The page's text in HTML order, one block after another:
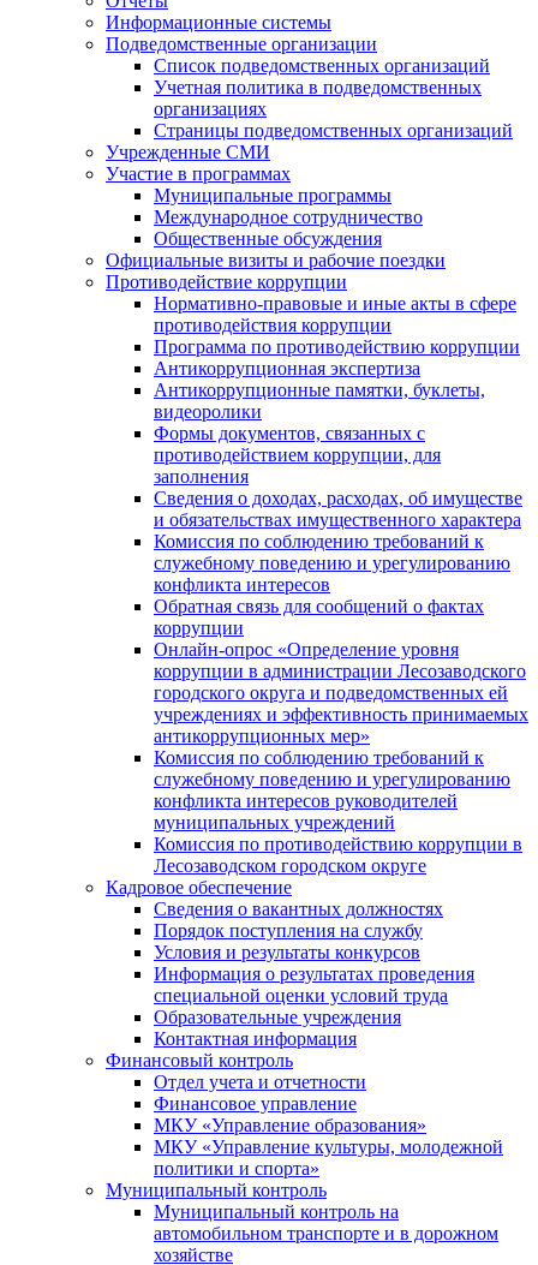
Информационные системы
Подведомственные организации
Список подведомственных организаций
Учетная политика в подведомственных
организациях
Страницы подведомственных организаций
Учрежденные СМИ
Участие в программах
Муниципальные программы
Международное сотрудничество
Общественные обсуждения
Официальные визиты и рабочие поездки
Противодействие коррупции
Нормативно-правовые и иные акты в сфере
противодействия коррупции
Программа по противодействию коррупции
Антикоррупционная экспертиза
Антикоррупционные памятки, буклеты,
видеоролики
Формы документов, связанных с
противодействием коррупции, для
заполнения
Сведения о доходах, расходах, об имуществе
и обязательствах имущественного характера
Комиссия по соблюдению требований к
служебному поведению и урегулированию
конфликта интересов
Обратная связь для сообщений о фактах
коррупции
Онлайн-опрос «Определение уровня
коррупции в администрации Лесозаводского
городского округа и подведомственных ей
учреждениях и эффективность принимаемых
антикоррупционных мер»
Комиссия по соблюдению требований к
служебному поведению и урегулированию
конфликта интересов руководителей
муниципальных учреждений
Комиссия по противодействию коррупции в
Лесозаводском городском округе
Кадровое обеспечение
Сведения о вакантных должностях
Порядок поступления на службу
Условия и результаты конкурсов
Информация о результатах проведения
специальной оценки условий труда
Образовательные учреждения
Контактная информация
Финансовый контроль
Отдел учета и отчетности
Финансовое управление
МКУ «Управление образования»
МКУ «Управление культуры, молодежной
политики и спорта»
Муниципальный контроль
Муниципальный контроль на
автомобильном транспорте и в дорожном
хозяйстве